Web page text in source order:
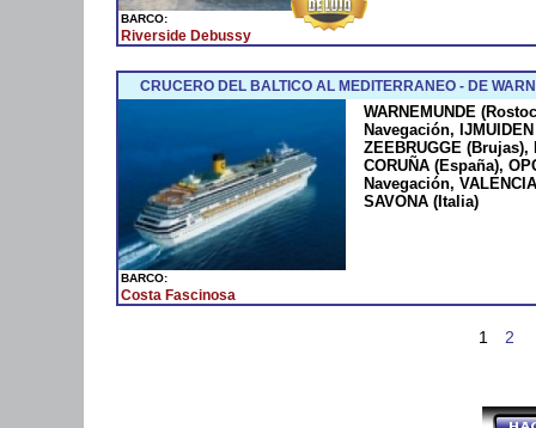
BARCO:
Riverside Debussy
CRUCERO DEL BALTICO AL MEDITERRANEO - DE
BARCO:
Costa Fascinosa
WARNEMUNDE
Navegación,
ZEEBRUGGE
CORUÑA (España),
Navegación,
SAVONA (Italia)
1 2